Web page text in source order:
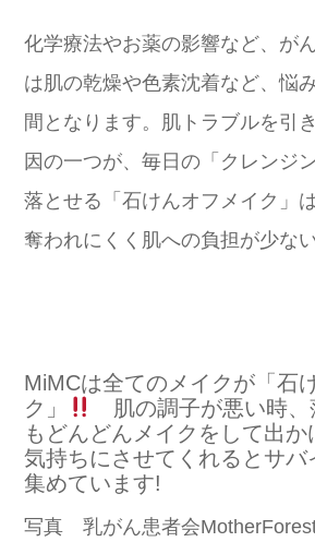
化学療法やお薬の影響など、が
は肌の乾燥や色素沈着など、悩
間となります。肌トラブルを引
因の一つが、毎日の「クレンジ
落とせる「石けんオフメイク」
奪われにくく肌への負担が少ない
MiMCは全てのメイクが「石
ク」
肌の調子が悪い時、
もどんどんメイクをして出か
気持ちにさせてくれるとサバ
集めています!
写真 乳がん患者会